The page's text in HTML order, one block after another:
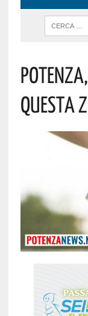
Questa